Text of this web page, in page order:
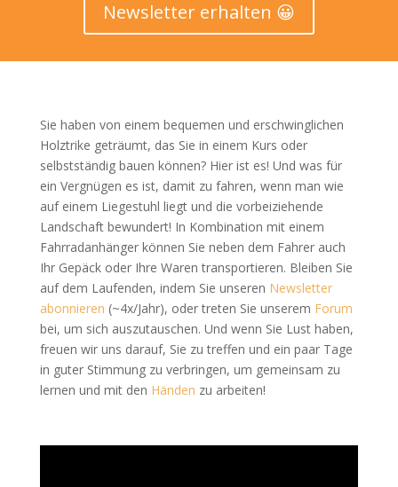
Newsletter erhalten 😀
Sie haben von einem bequemen und erschwinglichen
Holztrike geträumt, das Sie in einem Kurs oder
selbstständig bauen können? Hier ist es! Und was für
ein Vergnügen es ist, damit zu fahren, wenn man wie
auf einem Liegestuhl liegt und die vorbeiziehende
Landschaft bewundert! In Kombination mit einem
Fahrradanhänger können Sie neben dem Fahrer auch
Ihr Gepäck oder Ihre Waren transportieren. Bleiben Sie
auf dem Laufenden, indem Sie unseren Newsletter
abonnieren (~4x/Jahr), oder treten Sie unserem Forum
bei, um sich auszutauschen. Und wenn Sie Lust haben,
freuen wir uns darauf, Sie zu treffen und ein paar Tage
in guter Stimmung zu verbringen, um gemeinsam zu
lernen und mit den Händen zu arbeiten!